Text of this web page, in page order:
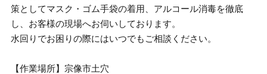
策としてマスク・ゴム手袋の着用、アルコール消毒を徹底
し、お客様の現場へお伺いしております。
水回りでお困りの際にはいつでもご相談ください。
【作業場所】宗像市土穴